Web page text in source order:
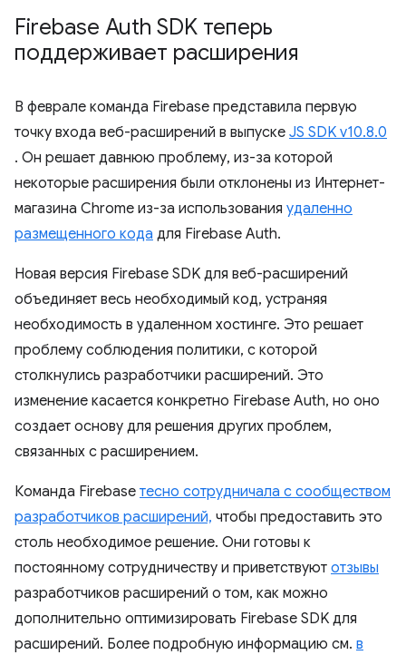
Firebase Auth SDK теперь
поддерживает расширения
В феврале команда Firebase представила первую
точку входа веб-расширений в выпуске JS SDK v10.8.0
. Он решает давнюю проблему, из-за которой
некоторые расширения были отклонены из Интернет-
магазина Chrome из-за использования удаленно
размещенного кода для Firebase Auth.
Новая версия Firebase SDK для веб-расширений
объединяет весь необходимый код, устраняя
необходимость в удаленном хостинге. Это решает
проблему соблюдения политики, с которой
столкнулись разработчики расширений. Это
изменение касается конкретно Firebase Auth, но оно
создает основу для решения других проблем,
связанных с расширением.
Команда Firebase тесно сотрудничала с сообществом
разработчиков расширений, чтобы предоставить это
столь необходимое решение. Они готовы к
постоянному сотрудничеству и приветствуют отзывы
разработчиков расширений о том, как можно
дополнительно оптимизировать Firebase SDK для
расширений. Более подробную информацию см. в